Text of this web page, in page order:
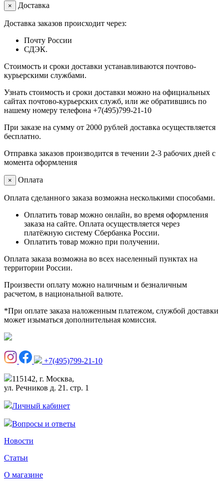
× Доставка
Доставка заказов происходит через:
Почту России
СДЭК.
Стоимость и сроки доставки устанавливаются почтово-
курьерскими службами.
Узнать стоимость и сроки доставки можно на официальных
сайтах почтово-курьерских служб, или же обратившись по
нашему номеру телефона +7(495)799-21-10
При заказе на сумму от 2000 рублей доставка осуществляется
бесплатно.
Отправка заказов производится в течении 2-3 рабочих дней с
момента оформления
× Оплата
Оплата сделанного заказа возможна несколькими способами.
Оплатить товар можно онлайн, во время оформления
заказа на сайте. Оплата осуществляется через
платёжную систему Сбербанка России.
Оплатить товар можно при получении.
Оплата заказа возможна во всех населенный пунктах на
территории России.
Произвести оплату можно наличным и безналичным
расчетом, в национальной валюте.
*При оплате заказа наложенным платежом, службой доставки
может изыматься дополнительная комиссия.
+7(495)799-21-10
115142, г. Москва,
ул. Речников д. 21. стр. 1
Личный кабинет
Вопросы и ответы
Новости
Статьи
О магазине